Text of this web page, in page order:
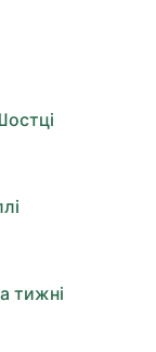
тижні